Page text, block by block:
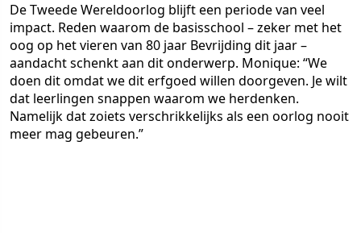
De Tweede Wereldoorlog blijft een periode van veel
impact. Reden waarom de basisschool – zeker met het
oog op het vieren van 80 jaar Bevrijding dit jaar –
aandacht schenkt aan dit onderwerp. Monique: “We
doen dit omdat we dit erfgoed willen doorgeven. Je wilt
dat leerlingen snappen waarom we herdenken.
Namelijk dat zoiets verschrikkelijks als een oorlog nooit
meer mag gebeuren.”